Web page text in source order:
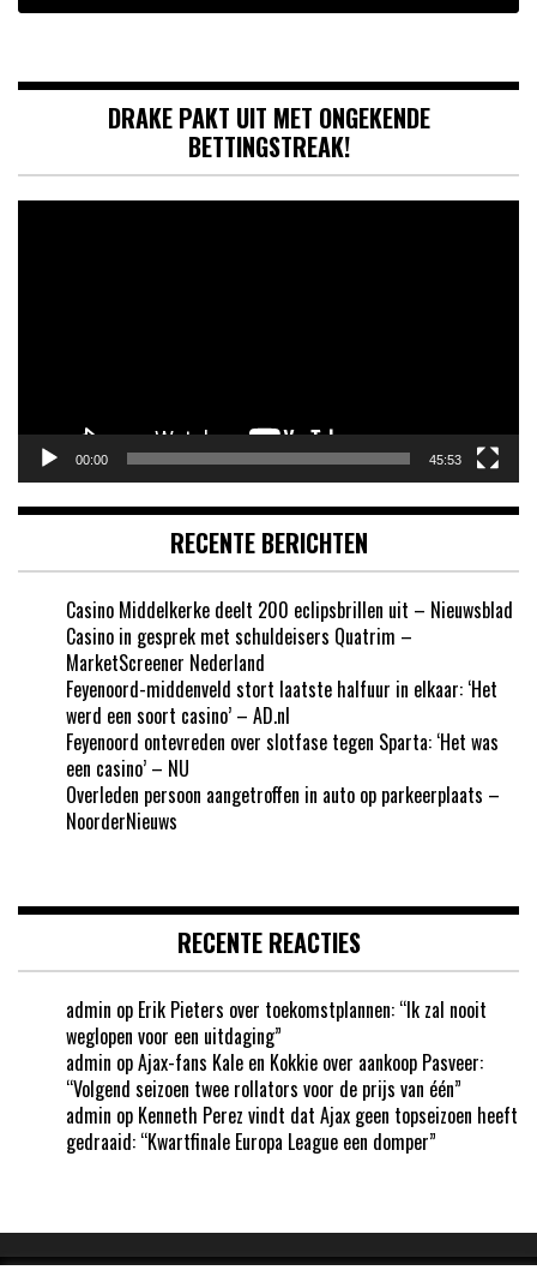
DRAKE PAKT UIT MET ONGEKENDE
BETTINGSTREAK!
00:00 45:53
RECENTE BERICHTEN
Casino Middelkerke deelt 200 eclipsbrillen uit – Nieuwsblad
Casino in gesprek met schuldeisers Quatrim –
MarketScreener Nederland
Feyenoord-middenveld stort laatste halfuur in elkaar: ‘Het
werd een soort casino’ – AD.nl
Feyenoord ontevreden over slotfase tegen Sparta: ‘Het was
een casino’ – NU
Overleden persoon aangetroffen in auto op parkeerplaats –
NoorderNieuws
RECENTE REACTIES
admin op Erik Pieters over toekomstplannen: “Ik zal nooit
weglopen voor een uitdaging”
admin opAjax-fans Kale en Kokkie over aankoop Pasveer:
“Volgend seizoen twee rollators voor de prijs van één”
admin op Kenneth Perez vindt dat Ajax geen topseizoen heeft
gedraaid: “Kwartfinale Europa League een domper”